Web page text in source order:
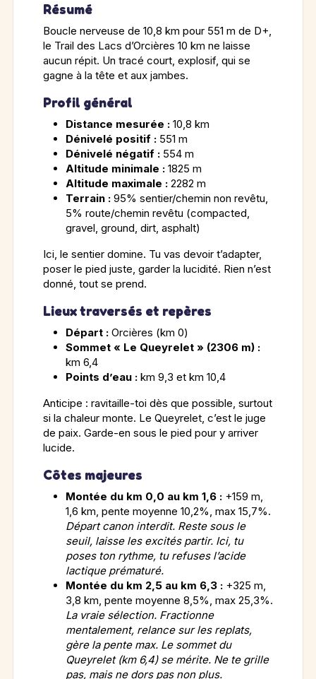
Résumé
Boucle nerveuse de 10,8 km pour 551 m de D+,
le Trail des Lacs d’Orcières 10 km ne laisse
aucun répit. Un tracé court, explosif, qui se
gagne à la tête et aux jambes.
Profil général
Distance mesurée : 10,8 km
Dénivelé positif : 551 m
Dénivelé négatif : 554 m
Altitude minimale : 1825 m
Altitude maximale : 2282 m
Terrain : 95% sentier/chemin non revêtu,
5% route/chemin revêtu (compacted,
gravel, ground, dirt, asphalt)
Ici, le sentier domine. Tu vas devoir t’adapter,
poser le pied juste, garder la lucidité. Rien n’est
donné, tout se prend.
Lieux traversés et repères
Départ : Orcières (km 0)
Sommet « Le Queyrelet » (2306 m) :
km 6,4
Points d’eau : km 9,3 et km 10,4
Anticipe : ravitaille-toi dès que possible, surtout
si la chaleur monte. Le Queyrelet, c’est le juge
de paix. Garde-en sous le pied pour y arriver
lucide.
Côtes majeures
Montée du km 0,0 au km 1,6 : +159 m,
1,6 km, pente moyenne 10,2%, max 15,7%.
Départ canon interdit. Reste sous le
seuil, laisse les excités partir. Ici, tu
poses ton rythme, tu refuses l’acide
lactique prématuré.
Montée du km 2,5 au km 6,3 : +325 m,
3,8 km, pente moyenne 8,5%, max 25,3%.
La vraie sélection. Fractionne
mentalement, relance sur les replats,
gère la pente max. Le sommet du
Queyrelet (km 6,4) se mérite. Ne te grille
pas, mais ne dors pas non plus.